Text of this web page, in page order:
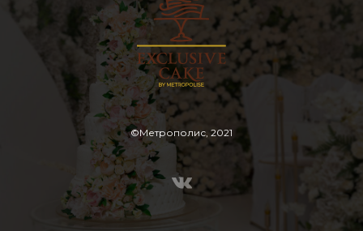
©Метрополис, 2021